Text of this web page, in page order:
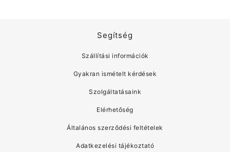
Segítség
Szállítási információk
Gyakran ismételt kérdések
Szolgáltatásaink
Elérhetőség
Általános szerződési feltételek
Adatkezelési tájékoztató